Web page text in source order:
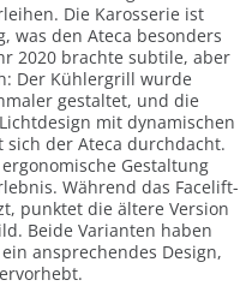
Die Karosserie ist
was den Ateca besonders
2020 brachte subtile, aber
Der Kühlergrill wurde
gestaltet, und die
mit dynamischen
der Ateca durchdacht.
Gestaltung
Während das Facelift-
punktet die ältere Version
Beide Varianten haben
ansprechendes Design,